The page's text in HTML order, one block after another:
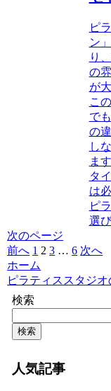
ピ
ン
り
の
が
こ
で
の
し
ま
タ
は
ピ
選
次のページ
前へ 1 2 3 … 6 次へ
ホーム
ピラティススタジ
検索
検索
人気記事